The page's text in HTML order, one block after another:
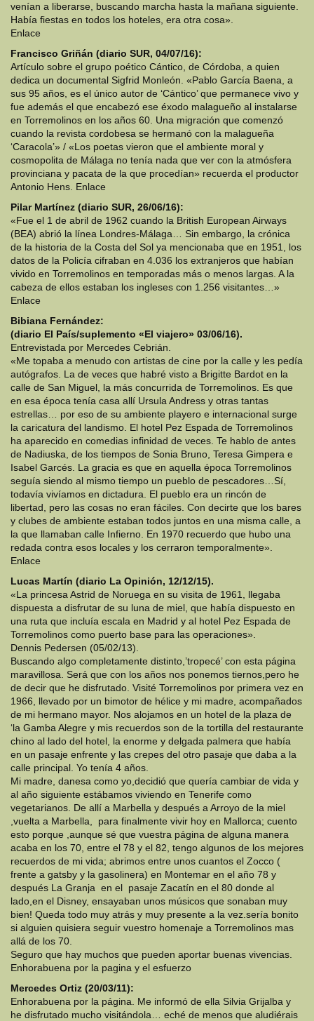
venían a liberarse, buscando marcha hasta la mañana siguiente.
Había fiestas en todos los hoteles, era otra cosa».
Enlace
Francisco Griñán (diario SUR, 04/07/16):
Artículo sobre el grupo poético Cántico, de Córdoba, a quien
dedica un documental Sigfrid Monleón. «Pablo García Baena, a
sus 95 años, es el único autor de ‘Cántico’ que permanece vivo y
fue además el que encabezó ese éxodo malagueño al instalarse
en Torremolinos en los años 60. Una migración que comenzó
cuando la revista cordobesa se hermanó con la malagueña
‘Caracola’» / «Los poetas vieron que el ambiente moral y
cosmopolita de Málaga no tenía nada que ver con la atmósfera
provinciana y pacata de la que procedían» recuerda el productor
Antonio Hens. Enlace
Pilar Martínez (diario SUR, 26/06/16):
«Fue el 1 de abril de 1962 cuando la British European Airways
(BEA) abrió la línea Londres-Málaga… Sin embargo, la crónica
de la historia de la Costa del Sol ya mencionaba que en 1951, los
datos de la Policía cifraban en 4.036 los extranjeros que habían
vivido en Torremolinos en temporadas más o menos largas. A la
cabeza de ellos estaban los ingleses con 1.256 visitantes…»
Enlace
Bibiana Fernández:
(diario El País/suplemento «El viajero» 03/06/16).
Entrevistada por Mercedes Cebrián.
«Me topaba a menudo con artistas de cine por la calle y les pedía
autógrafos. La de veces que habré visto a Brigitte Bardot en la
calle de San Miguel, la más concurrida de Torremolinos. Es que
en esa época tenía casa allí Ursula Andress y otras tantas
estrellas… por eso de su ambiente playero e internacional surge
la caricatura del landismo. El hotel Pez Espada de Torremolinos
ha aparecido en comedias infinidad de veces. Te hablo de antes
de Nadiuska, de los tiempos de Sonia Bruno, Teresa Gimpera e
Isabel Garcés. La gracia es que en aquella época Torremolinos
seguía siendo al mismo tiempo un pueblo de pescadores…Sí,
todavía vivíamos en dictadura. El pueblo era un rincón de
libertad, pero las cosas no eran fáciles. Con decirte que los bares
y clubes de ambiente estaban todos juntos en una misma calle, a
la que llamaban calle Infierno. En 1970 recuerdo que hubo una
redada contra esos locales y los cerraron temporalmente».
Enlace
Lucas Martín (diario La Opinión, 12/12/15).
«La princesa Astrid de Noruega en su visita de 1961, llegaba
dispuesta a disfrutar de su luna de miel, que había dispuesto en
una ruta que incluía escala en Madrid y al hotel Pez Espada de
Torremolinos como puerto base para las operaciones».
Dennis Pedersen (05/02/13).
Buscando algo completamente distinto,’tropecé’ con esta página
maravillosa. Será que con los años nos ponemos tiernos,pero he
de decir que he disfrutado. Visité Torremolinos por primera vez en
1966, llevado por un bimotor de hélice y mi madre, acompañados
de mi hermano mayor. Nos alojamos en un hotel de la plaza de
‘la Gamba Alegre y mis recuerdos son de la tortilla del restaurante
chino al lado del hotel, la enorme y delgada palmera que había
en un pasaje enfrente y las crepes del otro pasaje que daba a la
calle principal. Yo tenía 4 años.
Mi madre, danesa como yo,decidió que quería cambiar de vida y
al año siguiente estábamos viviendo en Tenerife como
vegetarianos. De allí a Marbella y después a Arroyo de la miel
,vuelta a Marbella, para finalmente vivir hoy en Mallorca; cuento
esto porque ,aunque sé que vuestra página de alguna manera
acaba en los 70, entre el 78 y el 82, tengo algunos de los mejores
recuerdos de mi vida; abrimos entre unos cuantos el Zocco (
frente a gatsby y la gasolinera) en Montemar en el año 78 y
después La Granja en el pasaje Zacatín en el 80 donde al
lado,en el Disney, ensayaban unos músicos que sonaban muy
bien! Queda todo muy atrás y muy presente a la vez.sería bonito
si alguien quisiera seguir vuestro homenaje a Torremolinos mas
allá de los 70.
Seguro que hay muchos que pueden aportar buenas vivencias.
Enhorabuena por la pagina y el esfuerzo
Mercedes Ortiz (20/03/11):
Enhorabuena por la página. Me informó de ella Silvia Grijalba y
he disfrutado mucho visitándola… eché de menos que aludiérais